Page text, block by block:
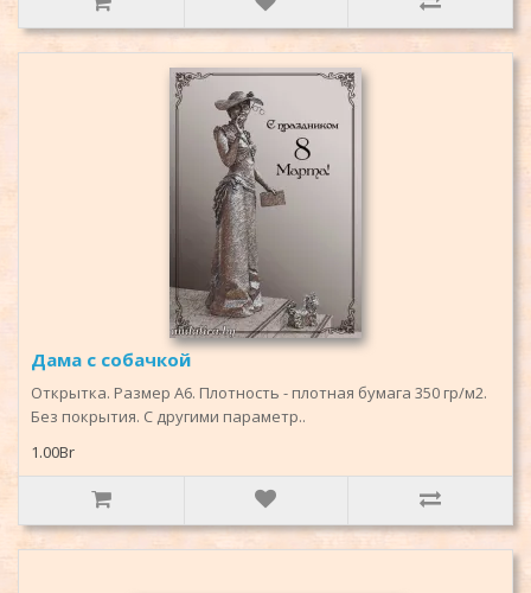
Дама с собачкой
Открытка. Размер А6. Плотность - плотная бумага 350 гр/м2.
Без покрытия. С другими параметр..
1.00Br